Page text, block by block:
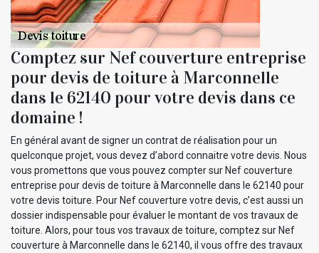
Comptez sur Nef couverture entreprise
pour devis de toiture à Marconnelle
dans le 62140 pour votre devis dans ce
domaine !
En général avant de signer un contrat de réalisation pour un
quelconque projet, vous devez d’abord connaitre votre devis. Nous
vous promettons que vous pouvez compter sur Nef couverture
entreprise pour devis de toiture à Marconnelle dans le 62140 pour
votre devis toiture. Pour Nef couverture votre devis, c’est aussi un
dossier indispensable pour évaluer le montant de vos travaux de
toiture. Alors, pour tous vos travaux de toiture, comptez sur Nef
couverture à Marconnelle dans le 62140, il vous offre des travaux